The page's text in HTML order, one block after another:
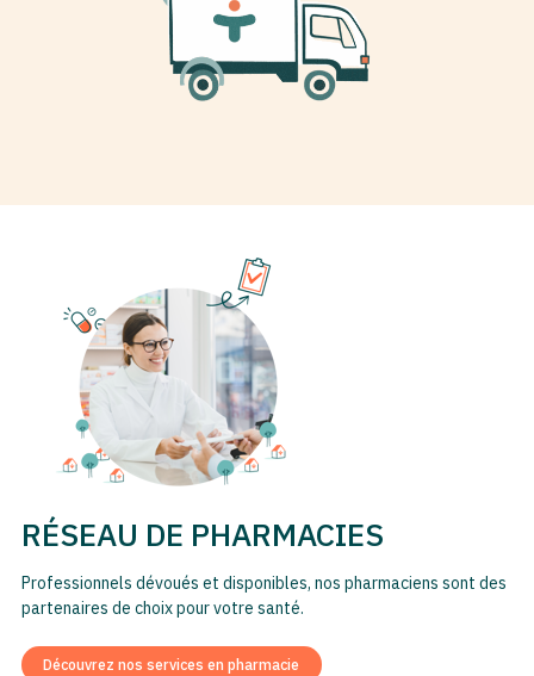
RÉSEAU DE PHARMACIES
Professionnels dévoués et disponibles, nos pharmaciens sont des
partenaires de choix pour votre santé.
Découvrez nos services en pharmacie